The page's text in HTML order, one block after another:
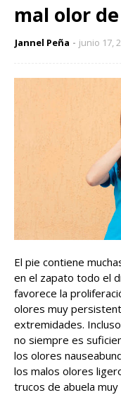
mal olor
Jannel Peña junio 17,
El pie contiene
en el zapato todo el
favorece la
olores muy
extremidades.
no siempre es
los olores
los malos olores
trucos de abuela